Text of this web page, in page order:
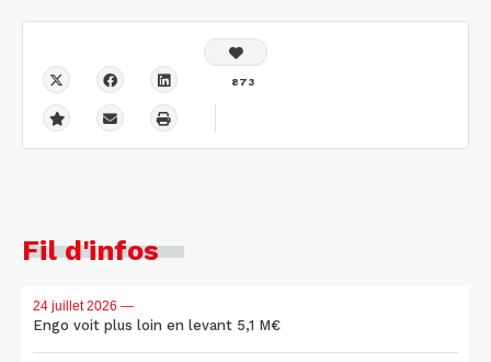
873
Fil d'infos
24 juillet 2026 —
Engo voit plus loin en levant 5,1 M€